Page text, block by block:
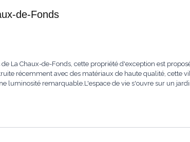
de-Fonds
La Chaux-de-Fonds, cette propriété d'exception est
récemment avec des matériaux de haute qualité, cette
luminosité remarquable.L'espace de vie s'ouvre sur un